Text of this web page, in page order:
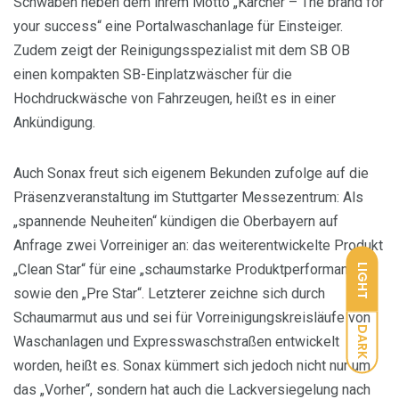
LIGHT
DARK
your success“ eine Portalwaschanlage für Einsteiger.
Zudem zeigt der Reinigungsspezialist mit dem SB OB
einen kompakten SB-Einplatzwäscher für die
Hochdruckwäsche von Fahrzeugen, heißt es in einer
Ankündigung.
Auch Sonax freut sich eigenem Bekunden zufolge auf die
Präsenzveranstaltung im Stuttgarter Messezentrum: Als
„spannende Neuheiten“ kündigen die Oberbayern auf
Anfrage zwei Vorreiniger an: das weiterentwickelte Produkt
„Clean Star“ für eine „schaumstarke Produktperformance“
sowie den „Pre Star“. Letzterer zeichne sich durch
Schaumarmut aus und sei für Vorreinigungskreisläufe von
Waschanlagen und Expresswaschstraßen entwickelt
worden, heißt es. Sonax kümmert sich jedoch nicht nur um
das „Vorher“, sondern hat auch die Lackversiegelung nach